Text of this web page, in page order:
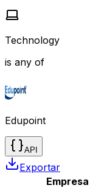
Technology
is any of
Edupoint
API
Exportar
Empresa